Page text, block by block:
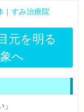
｜すみ治療院
元を明る
へ